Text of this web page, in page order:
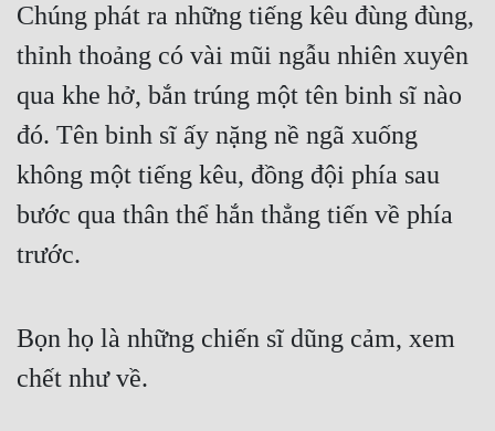
Chúng phát ra những tiếng kêu đùng đùng,
thỉnh thoảng có vài mũi ngẫu nhiên xuyên
qua khe hở, bắn trúng một tên binh sĩ nào
đó. Tên binh sĩ ấy nặng nề ngã xuống
không một tiếng kêu, đồng đội phía sau
bước qua thân thể hắn thẳng tiến về phía
trước.
Bọn họ là những chiến sĩ dũng cảm, xem
chết như về.